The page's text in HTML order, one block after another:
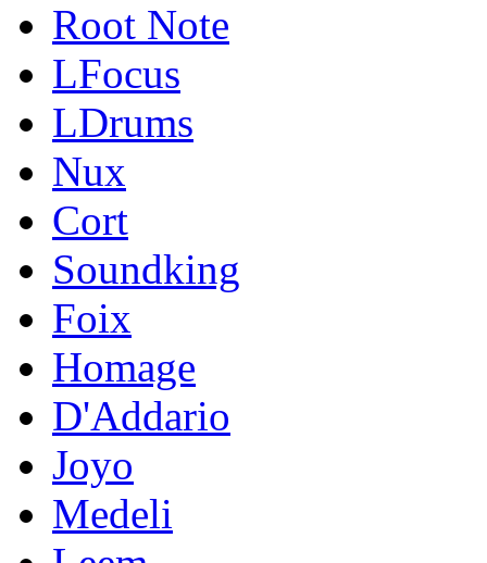
Root Note
LFocus
LDrums
Nux
Cort
Soundking
Foix
Homage
D'Addario
Joyo
Medeli